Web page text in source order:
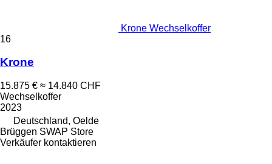
Krone Wechselkoffer
16
Krone
15.875 € ≈ 14.840 CHF
Wechselkoffer
2023
Deutschland, Oelde
Brüggen SWAP Store
Verkäufer kontaktieren